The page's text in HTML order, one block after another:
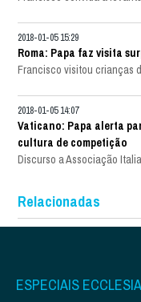
2018-01-05 15:29
Roma: Papa faz visita
Francisco visitou crianças
2018-01-05 14:07
Vaticano: Papa alerta
cultura de competição
Discurso a Associação
Relacionadas
ESPECIAIS ECCLESIA